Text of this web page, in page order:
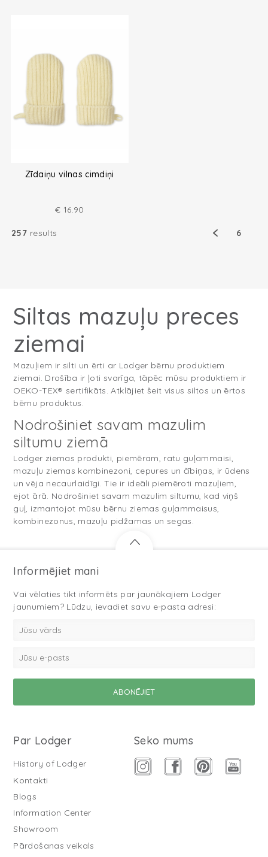
Zīdaiņu vilnas cimdiņi
€ 16.90
257 results 6
Siltas mazuļu preces
ziemai
Mazuļiem ir silti un ērti ar Lodger bērnu produktiem
ziemai. Drošība ir ļoti svarīga, tāpēc mūsu produktiem ir
OEKO-TEX® sertifikāts. Atklājiet šeit visus siltos un ērtos
bērnu produktus.
Nodrošiniet savam mazulim
siltumu ziemā
Lodger ziemas produkti, piemēram, ratu guļammaisi,
mazuļu ziemas kombinezoni, cepures un čībiņas, ir ūdens
un vēja necaurlaidīgi. Tie ir ideāli piemēroti mazuļiem,
ejot ārā. Nodrošiniet savam mazulim siltumu, kad viņš
guļ, izmantojot mūsu bērnu ziemas guļammaisus,
kombinezonus, mazuļu pidžamas un segas.
Informējiet mani
Vai vēlaties tikt informēts par jaunākajiem Lodger
jaunumiem? Lūdzu, ievadiet savu e-pasta adresi:
Par Lodger
History of Lodger
Kontakti
Blogs
Information Center
Showroom
Pārdošanas veikals
Seko mums